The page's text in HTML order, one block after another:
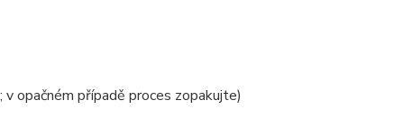
opačném případě proces zopakujte)